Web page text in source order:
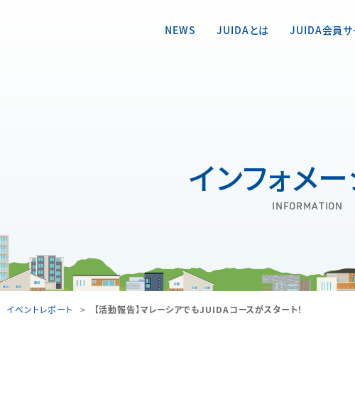
NEWS
JUIDAとは JUIDA会員サ
インフォメ
INFORMATION
イベントレポート 【活動報告】マレーシアでもJUIDAコースがスタート！